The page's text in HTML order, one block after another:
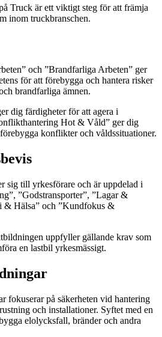
Truck är ett viktigt steg för att främja
inom truckbranschen.
och ”Brandfarliga Arbeten” ger
för att förebygga och hantera risker
brandfarliga ämnen.
dig färdigheter för att agera i
Hot & Våld” ger dig
konflikter och våldssituationer.
till yrkesförare och är uppdelad i
”Godstransporter”, ”Lagar &
& Hälsa” och ”Kundfokus &
uppfyller gällande krav som
en lastbil yrkesmässigt.
fokuserar på säkerheten vid hantering
och installationer. Syftet med en
elolycksfall, bränder och andra